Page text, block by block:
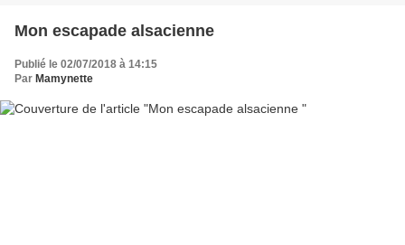
Mon escapade alsacienne
Publié le 02/07/2018 à 14:15
Par Mamynette